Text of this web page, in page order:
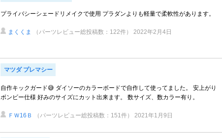
プライバシーシェードリメイクで使用 プラダンよりも軽量で柔軟性があります。
まくくま （パーツレビュー総投稿数：122件） 2022年2月4日
マツダ プレマシー
自作キックガード😅 ダイソーのカラーボードで自作して使ってました。 安上がり
ボンビー仕様 好みのサイズにカット出来ます。 数サイズ、数カラー有り。
ＦＷ16Ｂ （パーツレビュー総投稿数：151件） 2021年1月9日